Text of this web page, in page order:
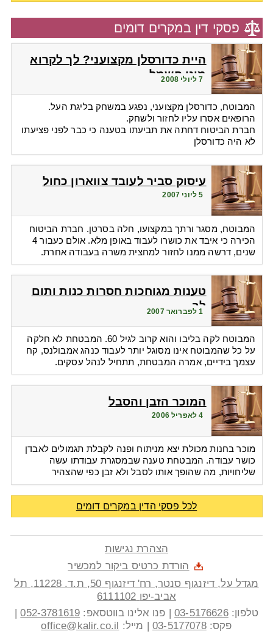
פסקי דין במקרים דומים
היית כדורסלן מקצועני? לך לקרוא
מוני חשמל
7 ליולי 2008
המבוטח, כדורסלן מקצועני, נפגע במשחק בליגת העל.
הרופאים אסרו עליו לחזור ולשחק.
חברת הביטוח דחתה את תביעתו בטענה כי כבר לפני פציעתו
לא היה כדורסלן
עיסוק סביר לעובד צווארון כחול
5 ליוני 2007
המבוטח, מסגר ורתך במקצועו, חלה בסרטן. חברת הביטוח
הכירה כי איבד את כושרו לעבוד באופן מלא. אולם כעבור 4
שנים, דרשה ממנו לחזור למחצית משרה בעבודה אחרת.
טענות מגוחכות חסרות כנות ותום
לב
1 לפברואר 2007
המבוטח לקה בליבו והוא קרוב לגיל 60. המבטחת לא חלקה
על כל שהמבוטח אינו מסוגל יותר לעבוד כנהג אמבולנס, קח
עצמך בידיים, אמרה המבטחת, תתחיל לנהל עסקים.
המוכר הזבן והסבל
4 לאפריל 2006
מוכר בחנות מכולת יצא מניתוח ופנה לקבלת תגמולים לאבדן
כושר עבודה. המבטחת טענה שבמסגרת עבודתו עשה
שליחויות, מה שהופך אותו לסבל ולא זבן כפי שהצהיר
לכל פסקי הדין במקרים דומים
הצהרת נגישות
הורדת כרטיס ביקור למכשיר
מגדל על, דיזנגוף סנטר, רח' דיזנגוף 50
, ת.ד.11228
, תל
אביב-יפו 6111102
טלפון:03-5176626
| פנו אלינו בווטסאפ: 052-3781619
|
פקס:03-5177078
| מייל: office@kalir.co.il